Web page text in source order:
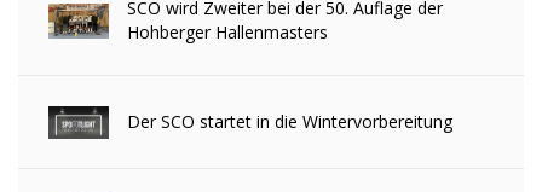
SCO wird Zweiter bei der 50. Auflage der
Hohberger Hallenmasters
Der SCO startet in die Wintervorbereitung